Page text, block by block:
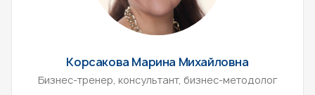
Корсакова Марина Михайловна
Бизнес-тренер, консультант, бизнес-методолог